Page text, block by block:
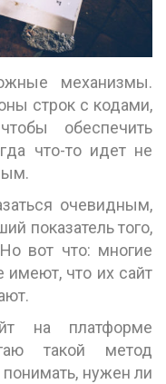
механизмы.
строк с кодами,
обеспечить
что-то идет не
очевидным,
показатель того,
вот что: многие
имеют, что их сайт
на платформе
такой метод
нужен ли